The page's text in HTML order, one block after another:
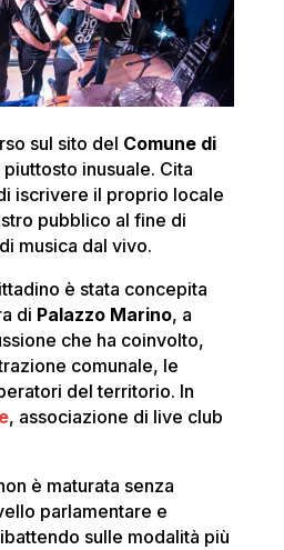
sul sito del Comune di
inusuale. Cita
iscrivere il proprio locale
pubblico al fine di
musica dal vivo.
è stata concepita
di Palazzo Marino, a
che ha coinvolto,
comunale, le
del territorio. In
, associazione di live club
è maturata senza
parlamentare e
sulle modalità più